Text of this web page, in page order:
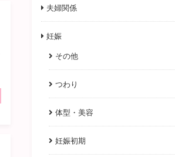
夫婦関係
妊娠
その他
つわり
体型・美容
妊娠初期